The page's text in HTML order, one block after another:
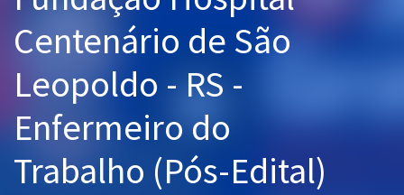
Graduação
Mentorias
Questões grátis
Centenário de São
Leopoldo - RS -
Enfermeiro do
Trabalho (Pós-Edital)